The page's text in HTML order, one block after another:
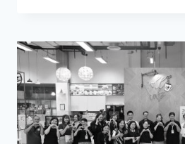
ร่วม
กับ
คณะ
พยาบาล
ศาสตร์
จัด
กิจกรรม
“คุย